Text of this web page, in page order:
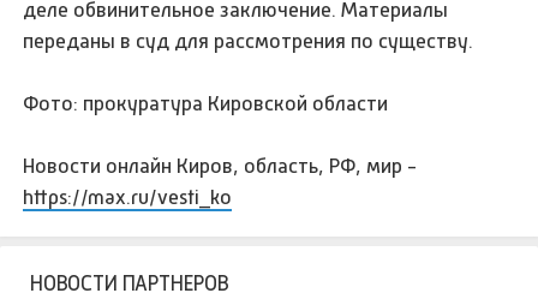
деле обвинительное заключение. Материалы
переданы в суд для рассмотрения по существу.
Фото: прокуратура Кировской области
Новости онлайн Киров, область, РФ, мир -
https://max.ru/vesti_ko
НОВОСТИ ПАРТНЕРОВ